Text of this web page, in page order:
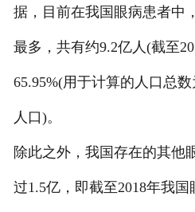
据，目前在我国眼病患者中
最多，共有约9.2亿人(截至
65.95%(用于计算的人口总
人口)。
除此之外，我国存在的其他
过1.5亿，即截至2018年我